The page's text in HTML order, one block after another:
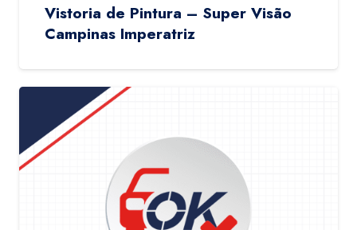
Vistoria de Pintura – Super Visão
Campinas Imperatriz